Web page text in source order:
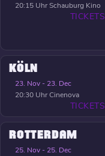
20:15 UhrSchauburg Kino
TICKETS
KÖLN
23. Nov - 23. Dec
20:30 UhrCinenova
TICKETS
ROTTERDAM
25. Nov - 25. Dec